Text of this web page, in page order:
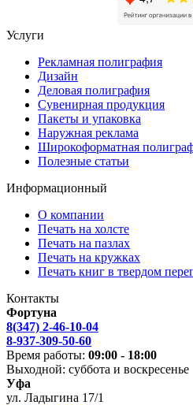
Услуги
Рекламная полиграфия
Дизайн
Деловая полиграфия
Сувенирная продукция
Пакеты и упаковка
Наружная реклама
Широкоформатная
Полезные статьи
Информационный
О компании
Печать на холсте
Печать на пазлах
Печать на кружках
Печать книг в твердом
Контакты
Фортуна
8(347) 2-46-10-04
8-937-309-50-60
Время работы: 09:00 - 18:00
Выходной: суббота и воскресенье
Уфа
ул. Ладыгина 17/1